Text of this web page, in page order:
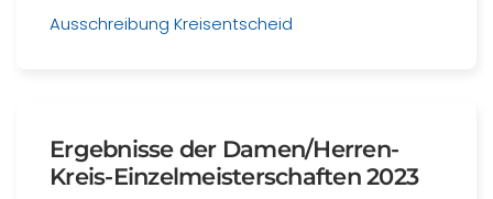
Ausschreibung Kreisentscheid
Ergebnisse der Damen/Herren-
Kreis-Einzelmeisterschaften 2023